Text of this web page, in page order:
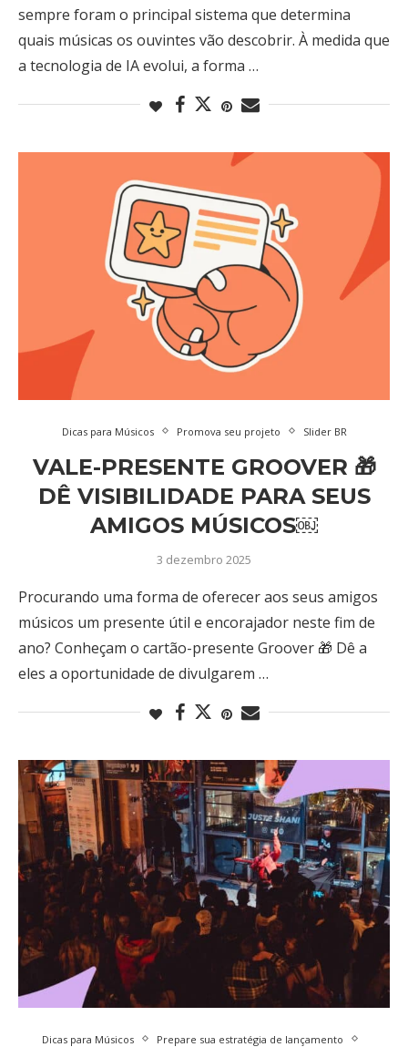
sempre foram o principal sistema que determina
quais músicas os ouvintes vão descobrir. À medida que
a tecnologia de IA evolui, a forma …
Dicas para Músicos Promova seu projeto Slider BR
VALE-PRESENTE GROOVER 🎁
DÊ VISIBILIDADE PARA SEUS
AMIGOS MÚSICOS￼
3 dezembro 2025
Procurando uma forma de oferecer aos seus amigos
músicos um presente útil e encorajador neste fim de
ano? Conheçam o cartão-presente Groover 🎁 Dê a
eles a oportunidade de divulgarem …
Dicas para Músicos
Prepare sua estratégia de lançamento